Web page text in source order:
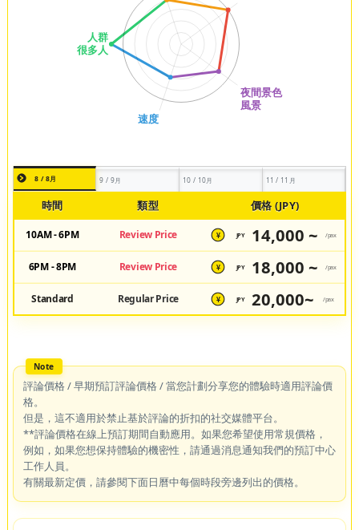
8 / 8月 9 / 9月 10 / 10月 11 / 11月
時間 類型 價格 (JPY)
10AM - 6PM Review Price ¥ JPY 14,000 ~ /pax
6PM - 8PM Review Price ¥ JPY 18,000 ~ /pax
Standard Regular Price ¥ JPY 20,000~ /pax
評論價格 / 早期預訂評論價格 / 當您計劃分享您的體驗時適用評論價
格。
但是，這不適用於禁止基於評論的折扣的社交媒體平台。
**評論價格在線上預訂期間自動應用。如果您希望使用常規價格，
例如，如果您想保持體驗的機密性，請通過消息通知我們的預訂中心
工作人員。
有關最新定價，請參閱下面日曆中每個時段旁邊列出的價格。